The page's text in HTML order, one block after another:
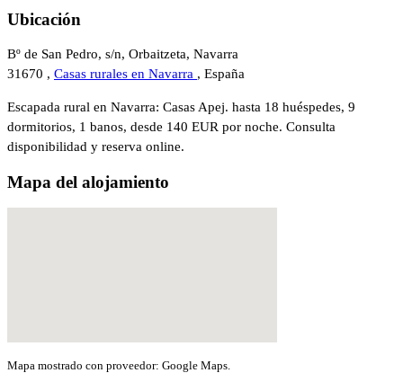
Ubicación
Bº de San Pedro, s/n, Orbaitzeta, Navarra
31670 , Casas rurales en Navarra , España
Escapada rural en Navarra: Casas Apej. hasta 18 huéspedes, 9
dormitorios, 1 banos, desde 140 EUR por noche. Consulta
disponibilidad y reserva online.
Mapa del alojamiento
Mapa mostrado con proveedor: Google Maps.